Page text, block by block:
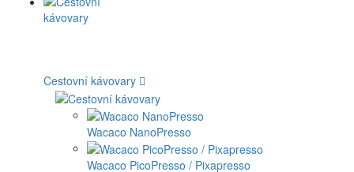
Cestovní kávovary
Wacaco NanoPresso
Wacaco PicoPresso / Pixapresso